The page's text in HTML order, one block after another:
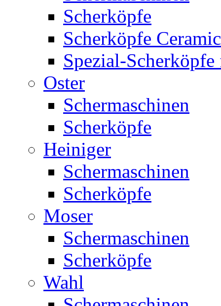
Scherköpfe
Scherköpfe Ceramic
Spezial-
Oster
Schermaschinen
Scherköpfe
Heiniger
Schermaschinen
Scherköpfe
Moser
Schermaschinen
Scherköpfe
Wahl